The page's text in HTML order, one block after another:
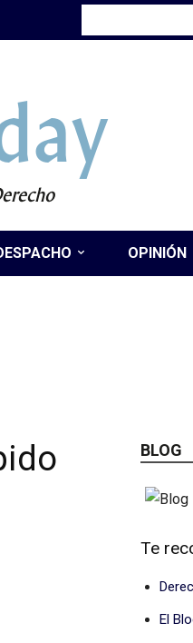
OPINIÓN
BLOG
Te
El